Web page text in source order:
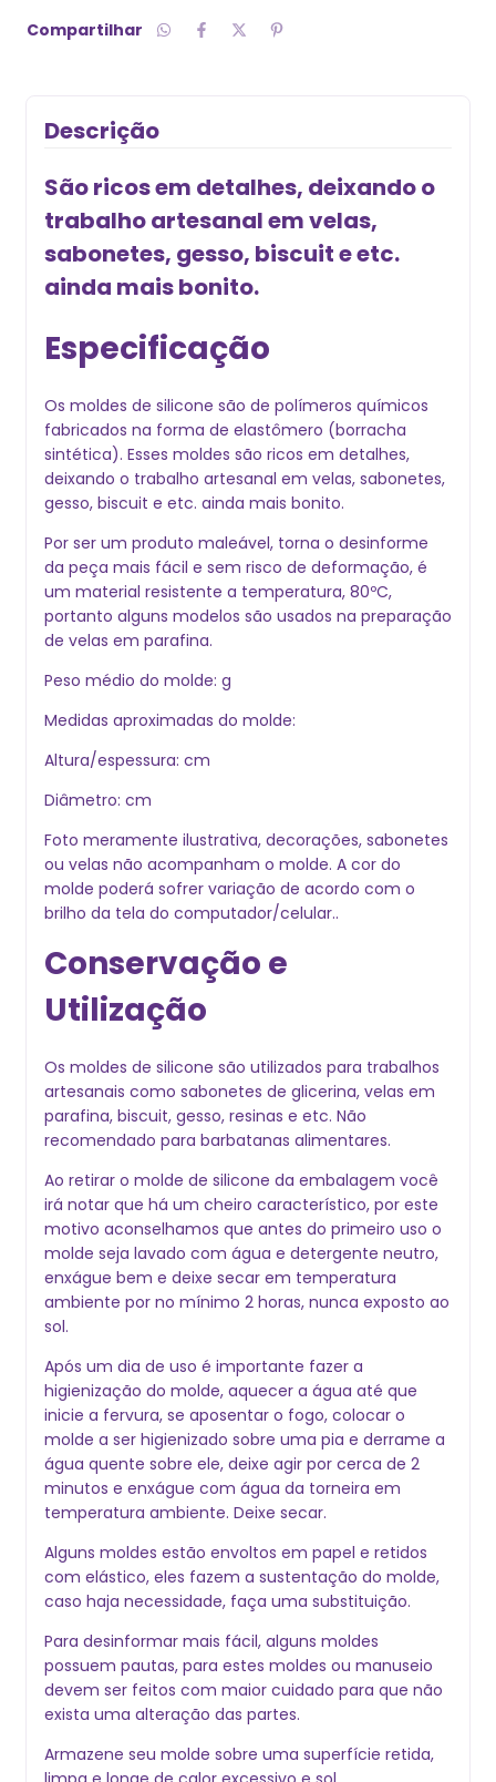
Compartilhar
Descrição
São ricos em detalhes, deixando o
trabalho artesanal em velas,
sabonetes, gesso, biscuit e etc.
ainda mais bonito.
Especificação
Os moldes de silicone são de polímeros químicos
fabricados na forma de elastômero (borracha
sintética). Esses moldes são ricos em detalhes,
deixando o trabalho artesanal em velas, sabonetes,
gesso, biscuit e etc. ainda mais bonito.
Por ser um produto maleável, torna o desinforme
da peça mais fácil e sem risco de deformação, é
um material resistente a temperatura, 80ºC,
portanto alguns modelos são usados na preparação
de velas em parafina.
Peso médio do molde: g
Medidas aproximadas do molde:
Altura/espessura: cm
Diâmetro: cm
Foto meramente ilustrativa, decorações, sabonetes
ou velas não acompanham o molde. A cor do
molde poderá sofrer variação de acordo com o
brilho da tela do computador/celular..
Conservação e
Utilização
Os moldes de silicone são utilizados para trabalhos
artesanais como sabonetes de glicerina, velas em
parafina, biscuit, gesso, resinas e etc. Não
recomendado para barbatanas alimentares.
Ao retirar o molde de silicone da embalagem você
irá notar que há um cheiro característico, por este
motivo aconselhamos que antes do primeiro uso o
molde seja lavado com água e detergente neutro,
enxágue bem e deixe secar em temperatura
ambiente por no mínimo 2 horas, nunca exposto ao
sol.
Após um dia de uso é importante fazer a
higienização do molde, aquecer a água até que
inicie a fervura, se aposentar o fogo, colocar o
molde a ser higienizado sobre uma pia e derrame a
gua quente sobre ele, deixe agir por cerca de 2
minutos e enxágue com água da torneira em
temperatura ambiente. Deixe secar.
Alguns moldes estão envoltos em papel e retidos
com elástico, eles fazem a sustentação do molde,
caso haja necessidade, faça uma substituição.
Para desinformar mais fácil, alguns moldes
possuem pautas, para estes moldes ou manuseio
devem ser feitos com maior cuidado para que não
exista uma alteração das partes.
Armazene seu molde sobre uma superfície retida,